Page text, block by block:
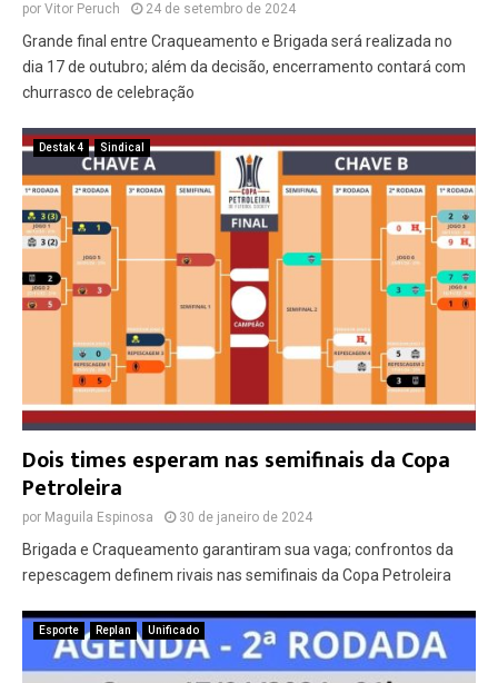
por Vitor Peruch 24 de setembro de 2024
Grande final entre Craqueamento e Brigada será realizada no
dia 17 de outubro; além da decisão, encerramento contará com
churrasco de celebração
Destak 4 Sindical
Dois times esperam nas semifinais da Copa
Petroleira
por Maguila Espinosa 30 de janeiro de 2024
Brigada e Craqueamento garantiram sua vaga; confrontos da
repescagem definem rivais nas semifinais da Copa Petroleira
Esporte Replan Unificado